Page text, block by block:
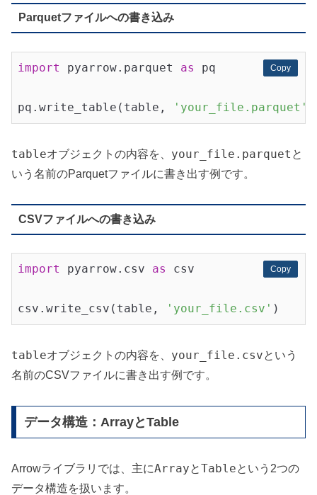
Parquetファイルへの書き込み
Copy
Copy
import pyarrow.parquet as pq
pq.write_table(table, 'your_file.parquet'
tableオブジェクトの内容を、 your_file.parquet と
いう名前のParquetファイルに書き出す例です。
CSVファイルへの書き込み
Copy
Copy
import pyarrow.csv as csv
csv.write_csv(table, 'your_file.csv'
tableオブジェクトの内容を、 your_file.csvという
名前のCSVファイルに書き出す例です。
データ構造：ArrayとTable
Arrowライブラリでは、主にArrayとTableという2つの
データ構造を扱います。